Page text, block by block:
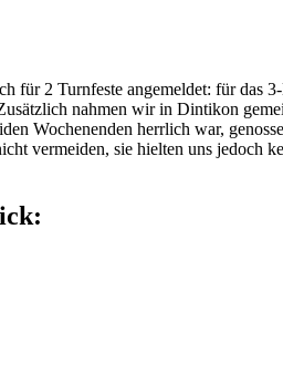
für 2 Turnfeste angemeldet: für
nahmen wir in Dintikon
Wochenenden herrlich war,
vermeiden, sie hielten uns jedoch